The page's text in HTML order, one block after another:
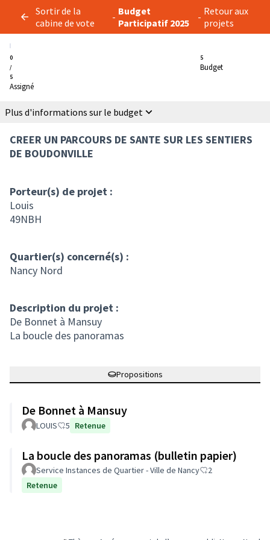
Sortir de la
cabine de vote
- Budget
Participatif 2025
- Retour aux
projets
0
/
5
Assigné
5
Budget
Plus d'informations sur le budget
CREER UN PARCOURS DE SANTE SUR LES SENTIERS
DE BOUDONVILLE
Porteur(s) de projet :
Louis
49NBH
Quartier(s) concerné(s) :
Nancy Nord
Description du projet :
De Bonnet à Mansuy
La boucle des panoramas
Propositions
De Bonnet à Mansuy
LOUIS 5 Retenue
La boucle des panoramas (bulletin papier)
Service Instances de Quartier - Ville de Nancy
2
Retenue